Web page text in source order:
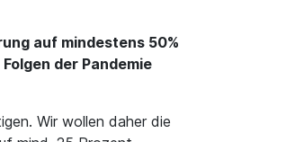
auf mindestens 50%
der Pandemie
Wir wollen daher die